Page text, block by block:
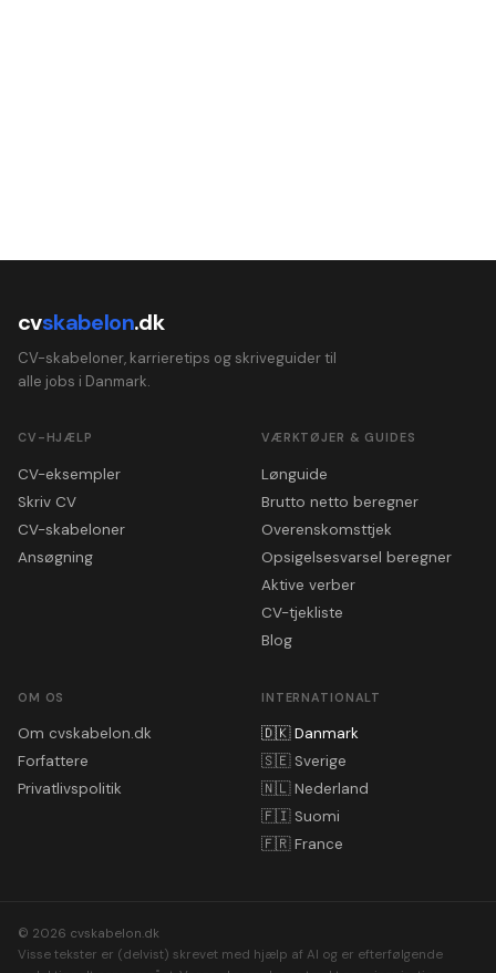
cvskabelon.dk
CV-skabeloner, karrieretips og skriveguider til
alle jobs i Danmark.
CV-HJÆLP
CV-eksempler
Skriv CV
CV-skabeloner
Ansøgning
VÆRKTØJER & GUIDES
Lønguide
Brutto netto beregner
Overenskomsttjek
Opsigelsesvarsel beregner
Aktive verber
CV-tjekliste
Blog
OM OS
Om cvskabelon.dk
Forfattere
Privatlivspolitik
INTERNATIONALT
🇩🇰 Danmark
🇸🇪 Sverige
🇳🇱 Nederland
🇫🇮 Suomi
🇫🇷 France
© 2026 cvskabelon.dk
Visse tekster er (delvist) skrevet med hjælp af AI og er efterfølgende